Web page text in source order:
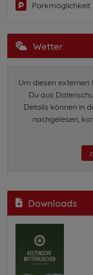
Parkmöglichkeit
Wetter
Um diesen externen
Du aus
Details können in
nachgelesen,
Downloads